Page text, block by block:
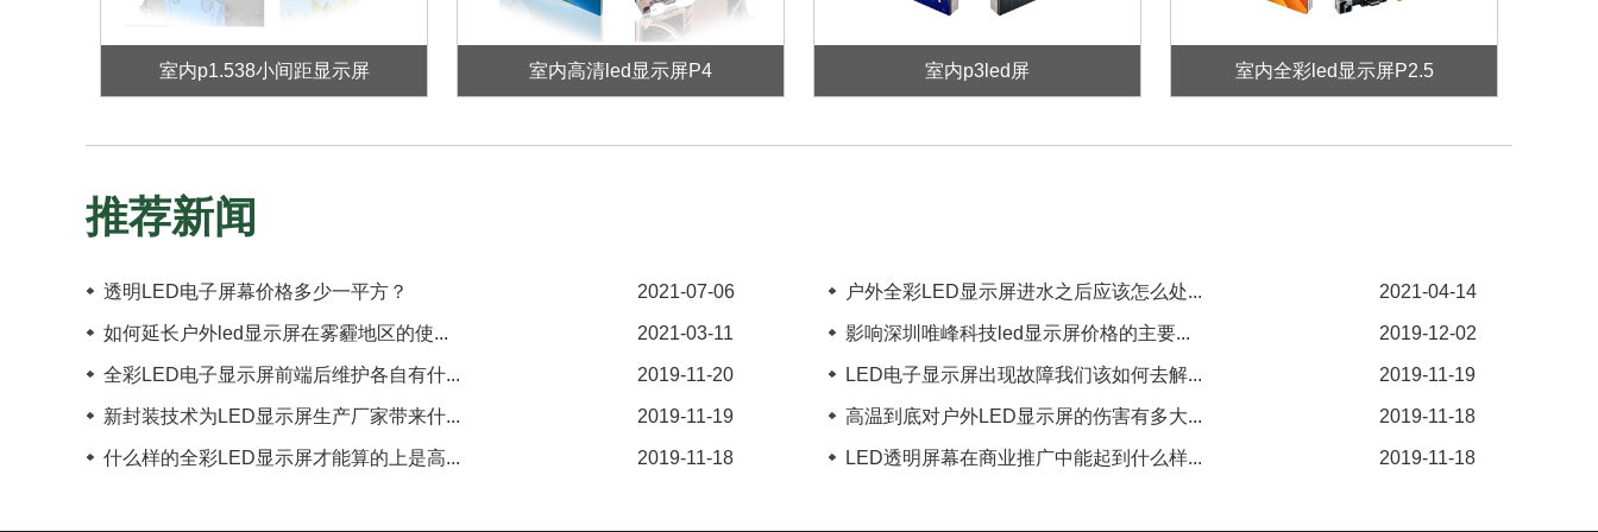
室内p1.538小间距显示屏 室内高清led显示屏P4 室内p3led屏 室内全彩led显示屏P2.5
推荐新闻
透明LED电子屏幕价格多少一平方？ 2021-07-06 户外全彩LED显示屏进水之后应该怎么处... 2021-04-14
如何延长户外led显示屏在雾霾地区的使... 2021-03-11 影响深圳唯峰科技led显示屏价格的主要... 2019-12-02
全彩LED电子显示屏前端后维护各自有什... 2019-11-20 LED电子显示屏出现故障我们该如何去解... 2019-11-19
新封装技术为LED显示屏生产厂家带来什... 2019-11-19 高温到底对户外LED显示屏的伤害有多大... 2019-11-18
什么样的全彩LED显示屏才能算的上是高... 2019-11-18 LED透明屏幕在商业推广中能起到什么样... 2019-11-18